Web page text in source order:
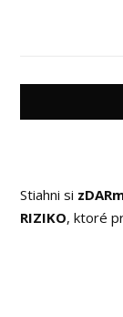
Stiahni si
RIZIKO, ktoré